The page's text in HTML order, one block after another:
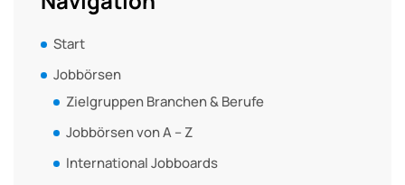
Start
Jobbörsen
Zielgruppen Branchen & Berufe
Jobbörsen von A – Z
International Jobboards